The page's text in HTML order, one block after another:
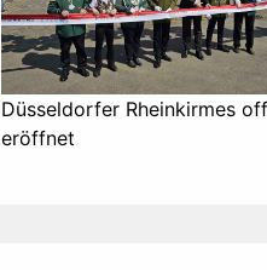
Düsseldorfer Rheinkirmes
eröffnet